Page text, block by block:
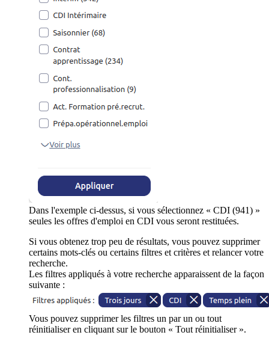
Dans l'exemple ci-dessus, si vous sélectionnez « CDI (941) »
seules les offres d'emploi en CDI vous seront restituées.
Si vous obtenez trop peu de résultats, vous pouvez supprimer
certains mots-clés ou certains filtres et critères et relancer votre
recherche.
Les filtres appliqués à votre recherche apparaissent de la façon
suivante :
Vous pouvez supprimer les filtres un par un ou tout
réinitialiser en cliquant sur le bouton « Tout réinitialiser ».